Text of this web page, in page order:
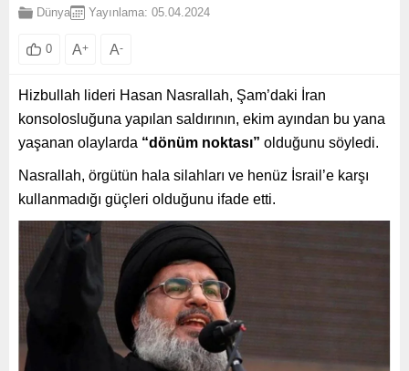
Dünya Yayınlama: 05.04.2024
0 A+ A-
Hizbullah lideri Hasan Nasrallah, Şam’daki İran
konsolosluğuna yapılan saldırının, ekim ayından bu yana
yaşanan olaylarda “dönüm noktası” olduğunu söyledi.
Nasrallah, örgütün hala silahları ve henüz İsrail’e karşı
kullanmadığı güçleri olduğunu ifade etti.